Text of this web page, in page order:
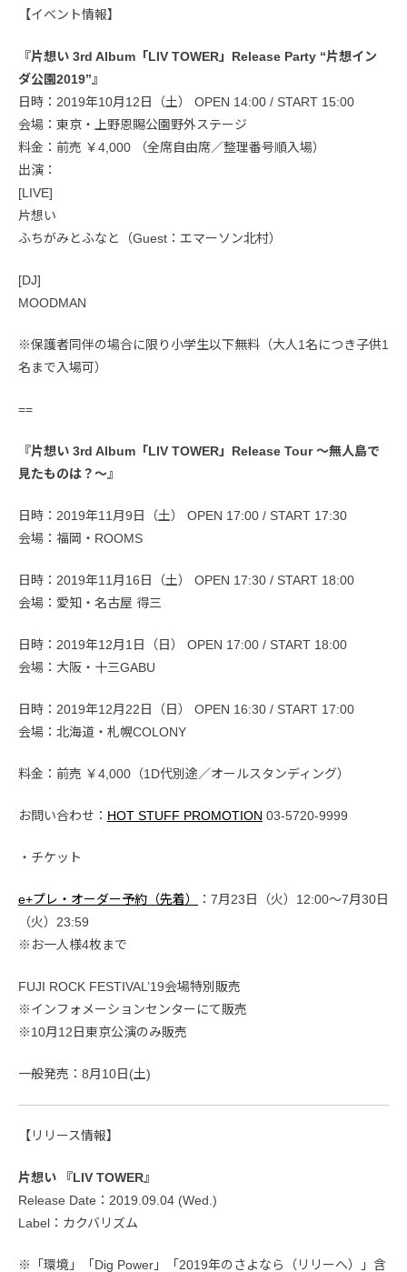
【イベント情報】
『片想い 3rd Album「LIV TOWER」Release Party “片想イン
ダ公園2019”』
日時：2019年10月12日（土） OPEN 14:00 / START 15:00
会場：東京・上野恩賜公園野外ステージ
料金：前売 ￥4,000 （全席自由席／整理番号順入場）
出演：
[LIVE]
片想い
ふちがみとふなと（Guest：エマーソン北村）
[DJ]
MOODMAN
※保護者同伴の場合に限り小学生以下無料（大人1名につき子供1
名まで入場可）
==
『片想い 3rd Album「LIV TOWER」Release Tour 〜無人島で
見たものは？〜』
日時：2019年11月9日（土） OPEN 17:00 / START 17:30
会場：福岡・ROOMS
日時：2019年11月16日（土） OPEN 17:30 / START 18:00
会場：愛知・名古屋 得三
日時：2019年12月1日（日） OPEN 17:00 / START 18:00
会場：大阪・十三GABU
日時：2019年12月22日（日） OPEN 16:30 / START 17:00
会場：北海道・札幌COLONY
料金：前売 ￥4,000（1D代別途／オールスタンディング）
お問い合わせ： HOT STUFF PROMOTION 03-5720-9999
・チケット
e+プレ・オーダー予約（先着）
：7月23日（火）12:00〜7月30日
（火）23:59
※お一人様4枚まで
FUJI ROCK FESTIVAL’19会場特別販売
※インフォメーションセンターにて販売
※10月12日東京公演のみ販売
一般発売：8月10日(土)
【リリース情報】
片想い 『LIV TOWER』
Release Date：2019.09.04 (Wed.)
Label：カクバリズム
※「環境」「Dig Power」「2019年のさよなら（リリーへ）」含